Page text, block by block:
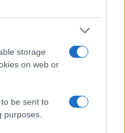
storage
on web or
be sent to
purposes.